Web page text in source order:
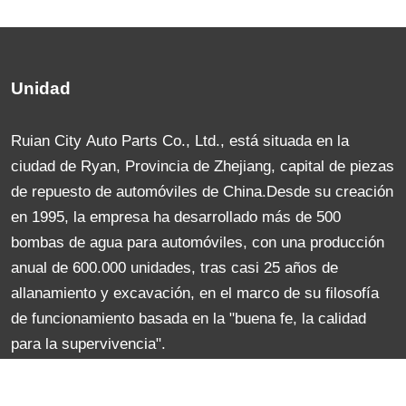
Unidad
Ruian City Auto Parts Co., Ltd., está situada en la
ciudad de Ryan, Provincia de Zhejiang, capital de piezas
de repuesto de automóviles de China.Desde su creación
en 1995, la empresa ha desarrollado más de 500
bombas de agua para automóviles, con una producción
anual de 600.000 unidades, tras casi 25 años de
allanamiento y excavación, en el marco de su filosofía
de funcionamiento basada en la "buena fe, la calidad
para la supervivencia".